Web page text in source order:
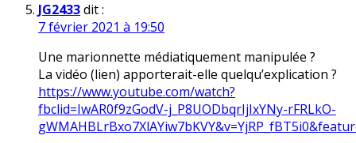
JG2433dit :
7 février 2021 à 19:50
Une marionnette médiatiquement manipulée ?
La vidéo (lien) apporterait-elle quelqu’explication ?
https://www.youtube.com/watch?
fbclid=IwAR0f9zGodV-j_P8UODbqrIjIxYNy-rFRLkO-